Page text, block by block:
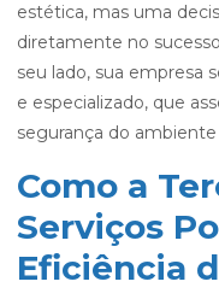
estética, mas uma
diretamente no
seu lado, sua empresa
e especializado, que
segurança do
Como a
Serviços
Eficiência